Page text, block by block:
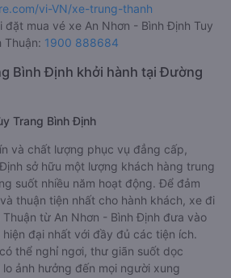
vi-VN/xe-trung-thanh
đặt mua vé xe An Nhơn - Bình Định Tuy
Thuận: 1900 888684
Bình Định khởi hành tại Đường
Trang Bình Định
và chất lượng phục vụ đẳng cấp,
sở hữu một lượng khách hàng trung
suốt nhiều năm hoạt động. Để đảm
thuận tiện nhất cho hành khách, xe đi
Thuận từ An Nhơn - Bình Định đưa vào
đại nhất với đầy đủ các tiện ích.
thể nghỉ ngơi, thư giãn suốt dọc
ảnh hưởng đến mọi người xung